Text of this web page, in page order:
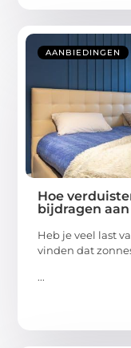
AANBIEDINGEN
Hoe
bijdragen
Heb je veel last
vinden dat
...